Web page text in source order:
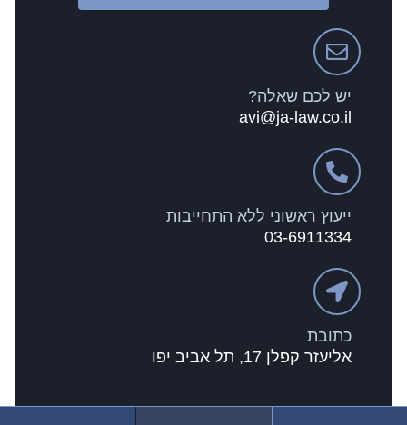
יש לכם שאלה?
avi@ja-law.co.il
ייעוץ ראשוני ללא התחייבות
03-6911334
כתובת
אליעזר קפלן 17, תל אביב יפו